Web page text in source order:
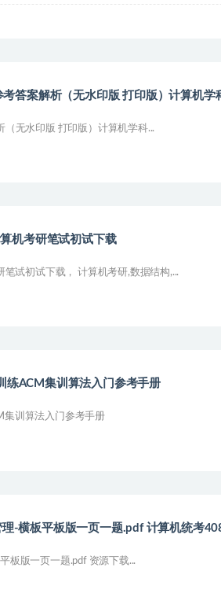
答案解析（无水印版 打印版）计算机学
无水印版 打印版）计算机学科...
机考研笔试初试下载
试初试下载， 计算机考研,数据结构,...
练ACM集训算法入门参考手册
集训算法入门参考手册
-横板平板版一页一题.pdf 计算机统考
板版一页一题.pdf 资源下载...